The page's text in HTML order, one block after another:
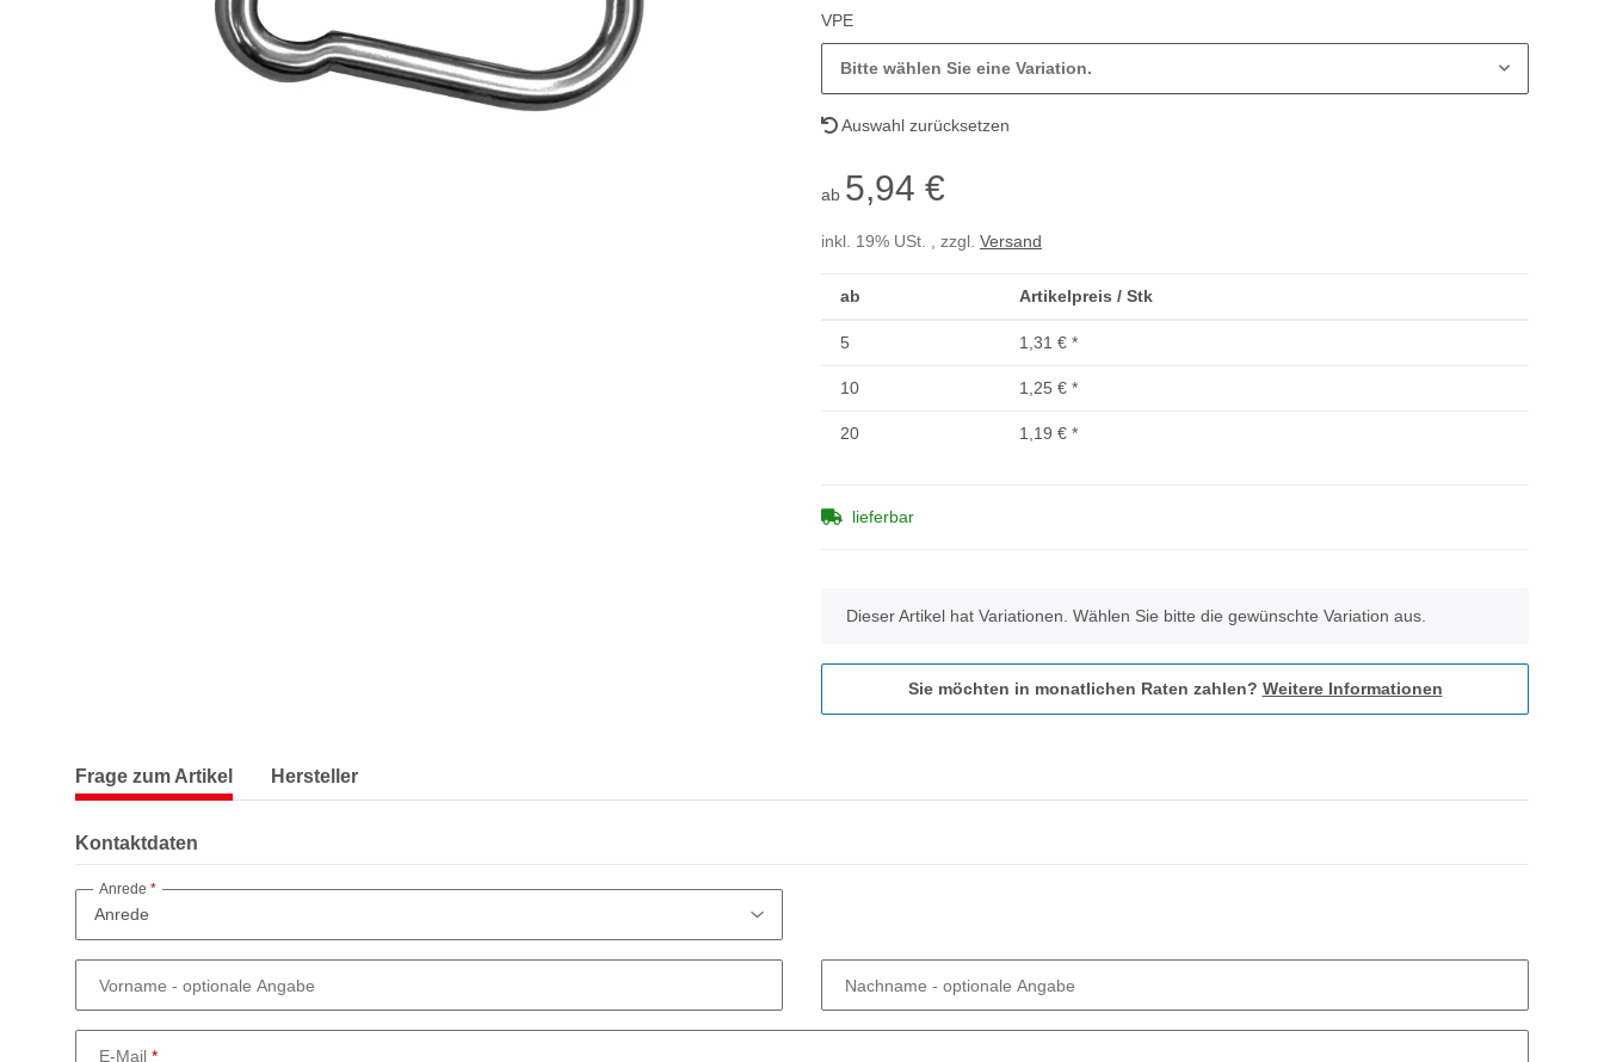
VPE
Bitte wählen Sie eine Variation.
Auswahl zurücksetzen
ab 5,94 €
inkl. 19% USt. , zzgl. Versand
ab Artikelpreis / Stk
5 1,31 € *
10 1,25 € *
20 1,19 € *
lieferbar
x
Dieser Artikel hat Variationen. Wählen Sie bitte die gewünschte Variation aus.
Sie möchten in monatlichen Raten zahlen? Weitere Informationen
Frage zum Artikel Hersteller
Kontaktdaten
Anrede
Vorname - optionale Angabe Nachname - optionale Angabe
E-Mail